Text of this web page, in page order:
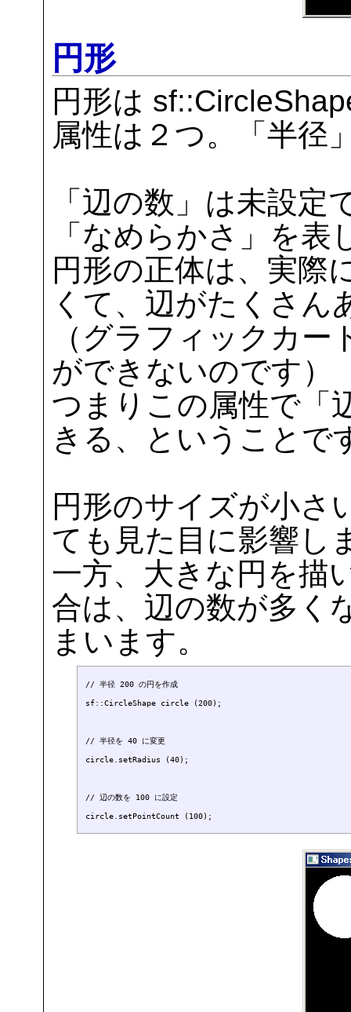
円形
円形は
属性は２つ。「半径
「辺の数」は未設
「なめらかさ」を表
円形の正体は、実際
くて、辺がたくさん
（グラフィックカ
ができないのです）
つまりこの属性で「
きる、ということで
円形のサイズが小さ
ても見た目に影響し
一方、大きな円を描
合は、辺の数が多く
まいます。
// 半径 200 の円を作成
sf::CircleShape circle (200);
// 半径を 40 に変更
circle.setRadius (40);
// 辺の数を 100 に設定